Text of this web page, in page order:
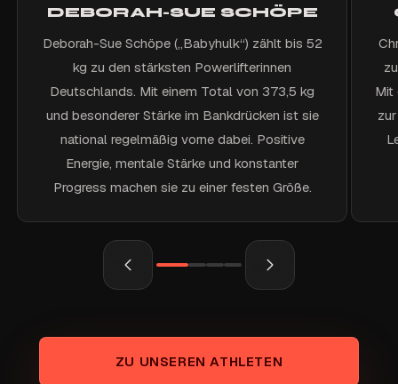
DEBORAH-SUE SCHÖPE
Deborah-Sue Schöpe („Babyhulk“) zählt bis 52
kg zu den stärksten Powerlifterinnen
Deutschlands. Mit einem Total von 373,5 kg
und besonderer Stärke im Bankdrücken ist sie
national regelmäßig vorne dabei. Positive
Energie, mentale Stärke und konstanter
Progress machen sie zu einer festen Größe.
Mit
ZU UNSEREN ATHLETEN